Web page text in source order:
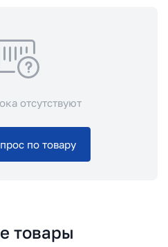
отсутствуют
по товару
товары